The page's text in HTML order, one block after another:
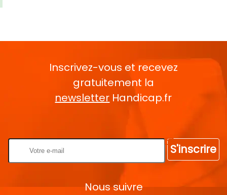
Inscrivez-vous et recevez
gratuitement la
newsletter Handicap.fr
S'inscrire
Nous suivre